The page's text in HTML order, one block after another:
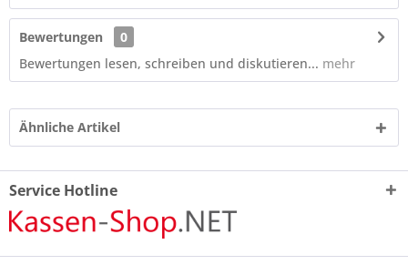
Bewertungen
0
Bewertungen lesen, schreiben und diskutieren... mehr
Ähnliche Artikel
Service Hotline